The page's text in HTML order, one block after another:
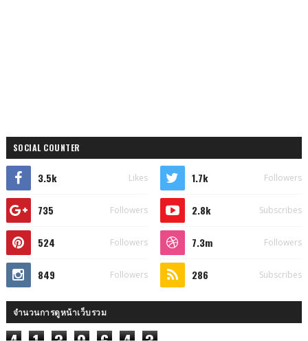
SOCIAL COUNTER
3.5k Likes 1.7k Followers
735 Followers 2.8k Subscribes
524 Followers 7.3m Followers
849 Followers 286 Subscribes
จำนวนการดูหน้าเว็บรวม